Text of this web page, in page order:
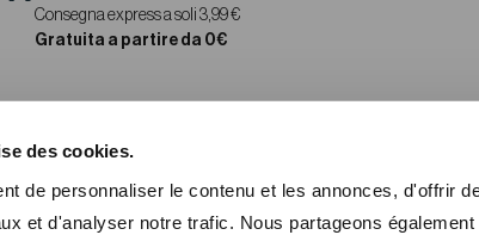
des cookies.
de personnaliser le contenu et les annonces, d'offrir
et d'analyser notre trafic. Nous partageons
Consegna express a soli 3,99 €
Gratuita a partire da 0€
TROVACI ANCHE SU